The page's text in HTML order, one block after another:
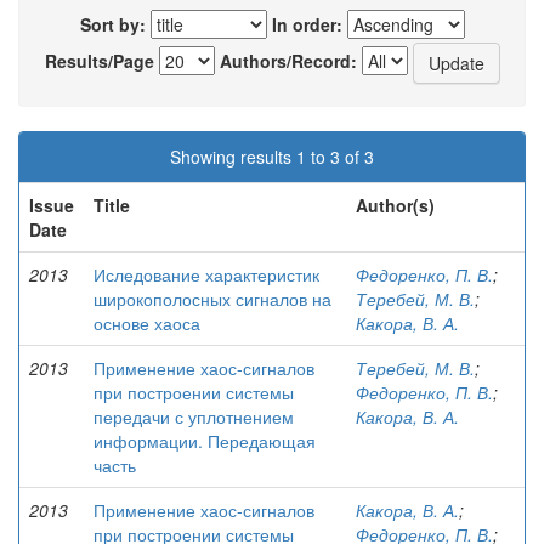
Sort by:
In order:
Results/Page
Authors/Record:
Showing results 1 to 3 of 3
Issue
Date
Title Author(s)
2013
Иследование характеристик
широкополосных сигналов на
основе хаоса
Федоренко, П. В.;
Теребей, М. В.;
Какора, В. А.
2013
Применение хаос-сигналов
при построении системы
передачи с уплотнением
информации. Передающая
часть
Теребей, М. В.;
Федоренко, П. В.;
Какора, В. А.
2013
Применение хаос-сигналов
при построении системы
Какора, В. А.;
Федоренко, П. В.;